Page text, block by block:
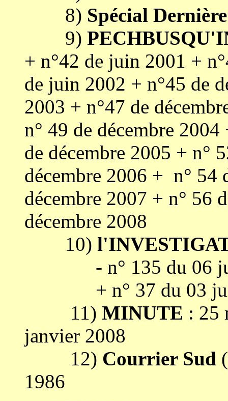
8) Spécial Dernière
9)
+ n°42 de juin 2001 +
de juin 2002 + n°45 de
2003 + n°47 de
n° 49 de décembre
de décembre 2005 + n°
décembre 2006 + n° 54
décembre 2007 + n° 56
décembre 2008
10)
- n° 135 du 06
+ n° 37 du 03
11) MINUTE : 25
janvier 2008
12) Courrier Sud
1986